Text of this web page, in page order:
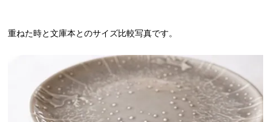
重ねた時と文庫本とのサイズ比較写真です。